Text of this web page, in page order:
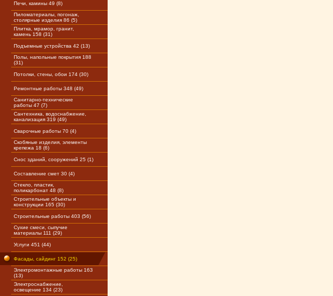
Печи, камины 49 (8)
Пиломатериалы, погонаж,
столярные изделия 86 (5)
Плитка, мрамор, гранит,
камень 158 (31)
Подъемные устройства 42 (13)
Полы, напольные покрытия 188
(31)
Потолки, стены, обои 174 (30)
Ремонтные работы 348 (49)
Санитарно-технические
работы 47 (7)
Сантехника, водоснабжение,
канализация 319 (49)
Сварочные работы 70 (4)
Скобяные изделия, элементы
крепежа 18 (6)
Снос зданий, сооружений 25 (1)
Составление смет 30 (4)
Стекло, пластик,
поликарбонат 48 (8)
Строительные объекты и
конструкции 165 (30)
Строительные работы 403 (56)
Сухие смеси, сыпучие
материалы 111 (29)
Услуги 451 (44)
Фасады, сайдинг 152 (25)
Электромонтажные работы 163
(13)
Электроснабжение,
освещение 134 (23)